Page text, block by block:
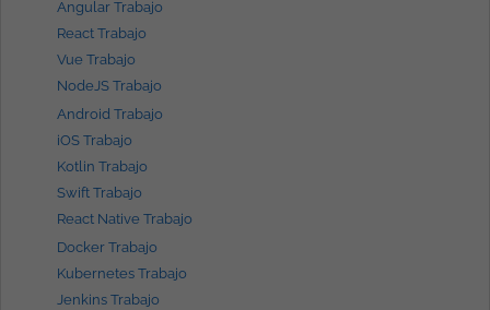
Angular Trabajo
React Trabajo
Vue Trabajo
NodeJS Trabajo
Android Trabajo
iOS Trabajo
Kotlin Trabajo
Swift Trabajo
React Native Trabajo
Docker Trabajo
Kubernetes Trabajo
Jenkins Trabajo